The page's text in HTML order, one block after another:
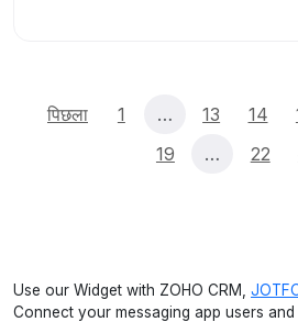
पिछला 1 … 13 14
19
… 22
Use our Widget with ZOHO CRM,
Connect your messaging app users